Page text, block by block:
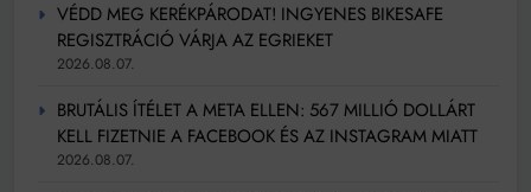
VÉDD MEG KERÉKPÁRODAT! INGYENES BIKESAFE
REGISZTRÁCIÓ VÁRJA AZ EGRIEKET
2026.08.07.
BRUTÁLIS ÍTÉLET A META ELLEN: 567 MILLIÓ DOLLÁRT
KELL FIZETNIE A FACEBOOK ÉS AZ INSTAGRAM MIATT
2026.08.07.